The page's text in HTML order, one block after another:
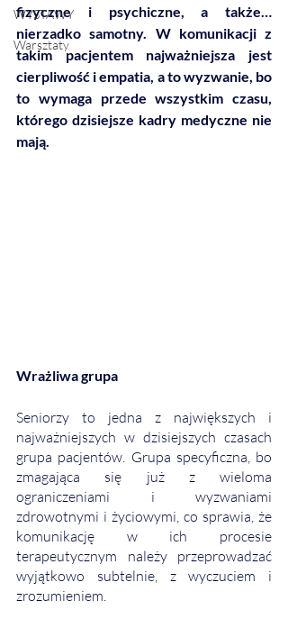
WYSTAWY
Warsztaty
fizyczne i psychiczne, a także…
nierzadko samotny. W komunikacji z
takim pacjentem najważniejsza jest
cierpliwość i empatia, a to wyzwanie, bo
to wymaga przede wszystkim czasu,
którego dzisiejsze kadry medyczne nie
mają.
Wrażliwa grupa
Seniorzy to jedna z największych i
najważniejszych w dzisiejszych czasach
grupa pacjentów. Grupa specyficzna, bo
zmagająca się już z wieloma
ograniczeniami i wyzwaniami
zdrowotnymi i życiowymi, co sprawia, że
komunikację w ich procesie
terapeutycznym należy przeprowadzać
wyjątkowo subtelnie, z wyczuciem i
zrozumieniem.